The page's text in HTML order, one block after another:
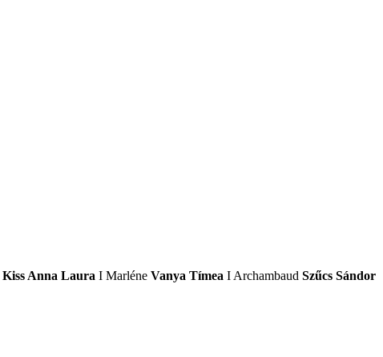
Kiss Anna Laura I Marléne Vanya Tímea I Archambaud Szűcs Sándor